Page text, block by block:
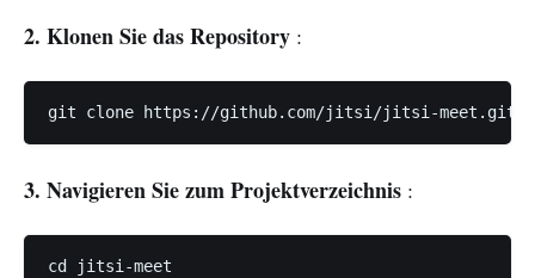
2. Klonen Sie das Repository :
git clone https://github.com/jitsi/jitsi-meet.git
3. Navigieren Sie zum Projektverzeichnis :
cd jitsi-meet